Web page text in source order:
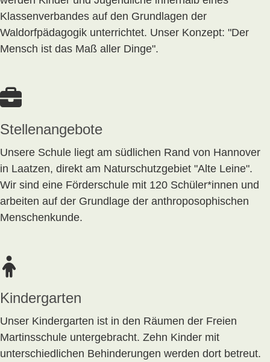
Klassenverbandes auf den Grundlagen der
Waldorfpädagogik unterrichtet. Unser Konzept: "Der
Mensch ist das Maß aller Dinge".
Stellenangebote
Unsere Schule liegt am südlichen Rand von Hannover
in Laatzen, direkt am Naturschutzgebiet "Alte Leine".
Wir sind eine Förderschule mit 120 Schüler*innen und
arbeiten auf der Grundlage der anthroposophischen
Menschenkunde.
Kindergarten
Unser Kindergarten ist in den Räumen der Freien
Martinsschule untergebracht. Zehn Kinder mit
unterschiedlichen Behinderungen werden dort betreut.